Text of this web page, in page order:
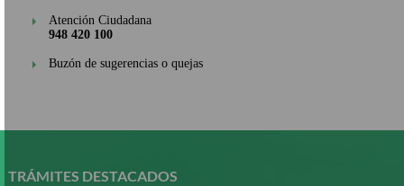
Atención Ciudadana
948 420 100
Buzón de sugerencias o quejas
contenido
TRÁMITES DESTACADOS